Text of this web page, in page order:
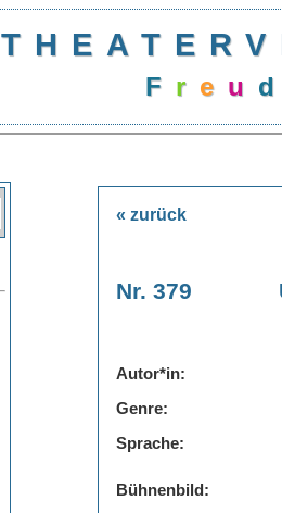
F r e u d
« zurück
Nr. 379
Autor*in:
Genre:
Sprache:
Bühnenbild: